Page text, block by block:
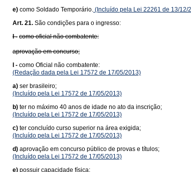
e) como Soldado Temporário. (Incluído pela Lei 22261 de 13/12/
Art. 21. São condições para o ingresso:
I - como oficial não combatente:
aprovação em concurso;
I - como Oficial não combatente:
(Redação dada pela Lei 17572 de 17/05/2013)
a) ser brasileiro;
(Incluído pela Lei 17572 de 17/05/2013)
b) ter no máximo 40 anos de idade no ato da inscrição;
(Incluído pela Lei 17572 de 17/05/2013)
c) ter concluído curso superior na área exigida;
(Incluído pela Lei 17572 de 17/05/2013)
d) aprovação em concurso público de provas e títulos;
(Incluído pela Lei 17572 de 17/05/2013)
e) possuir capacidade física;